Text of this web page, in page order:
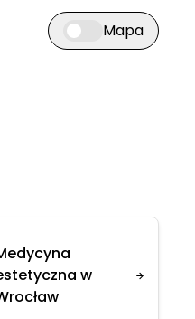
Przełącz widok
Mapa
w